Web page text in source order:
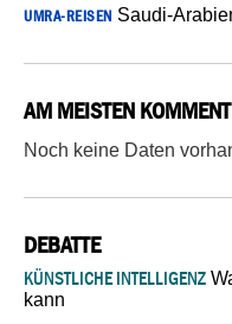
UMRA-REISEN Saudi-
AM MEISTEN
Noch keine Daten
DEBATTE
KÜNSTLICHE INTELLIGENZ
kann